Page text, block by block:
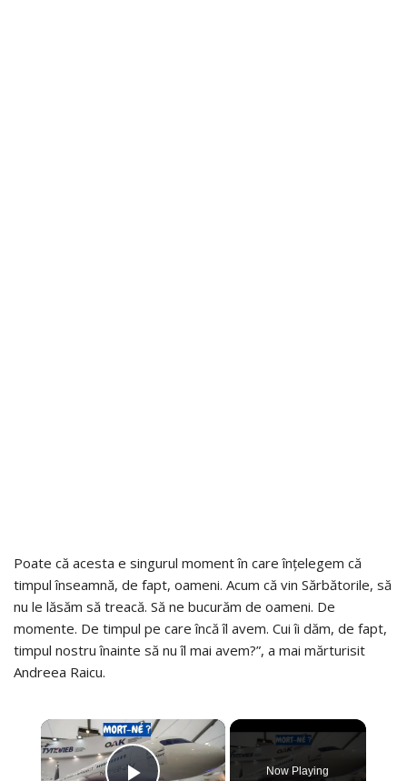
Poate că acesta e singurul moment în care înțelegem că
timpul înseamnă, de fapt, oameni. Acum că vin Sărbătorile, să
nu le lăsăm să treacă. Să ne bucurăm de oameni. De
momente. De timpul pe care încă îl avem. Cui îi dăm, de fapt,
timpul nostru înainte să nu îl mai avem?”, a mai mărturisit
Andreea Raicu.
×
Now Playing